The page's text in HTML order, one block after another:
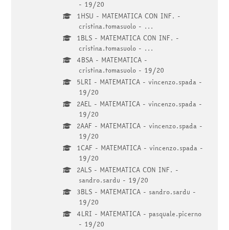
- 19/20
1HSU - MATEMATICA CON INF. -
cristina.tomasuolo - ...
1BLS - MATEMATICA CON INF. -
cristina.tomasuolo - ...
4BSA - MATEMATICA -
cristina.tomasuolo - 19/20
5LRI - MATEMATICA - vincenzo.spada -
19/20
2AEL - MATEMATICA - vincenzo.spada -
19/20
2AAF - MATEMATICA - vincenzo.spada -
19/20
1CAF - MATEMATICA - vincenzo.spada -
19/20
2ALS - MATEMATICA CON INF. -
sandro.sardu - 19/20
3BLS - MATEMATICA - sandro.sardu -
19/20
4LRI - MATEMATICA - pasquale.picerno
- 19/20